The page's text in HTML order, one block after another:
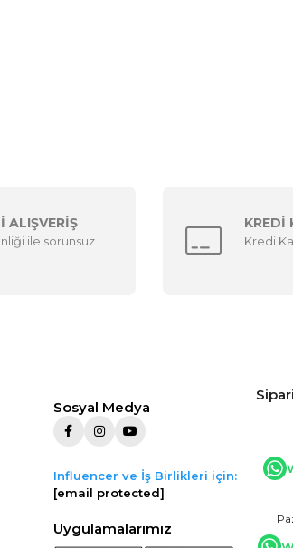
ALIŞVERİŞ
ile sorunsuz
KREDİ
Kredi
Sosyal Medya
Influencer ve İş Birlikleri için:
[email protected]
Uygulamalarımız